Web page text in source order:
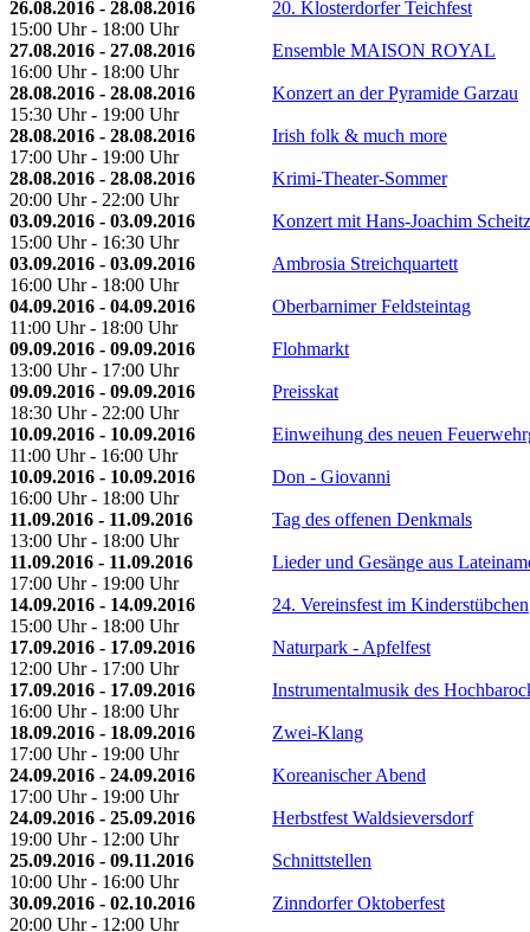
26.08.2016 - 28.08.2016
15:00 Uhr - 18:00 Uhr
20. Klosterdorfer Teichfest
27.08.2016 - 27.08.2016
16:00 Uhr - 18:00 Uhr
Ensemble MAISON ROYAL
28.08.2016 - 28.08.2016
15:30 Uhr - 19:00 Uhr
Konzert an der Pyramide Garzau
28.08.2016 - 28.08.2016
17:00 Uhr - 19:00 Uhr
Irish folk & much more
28.08.2016 - 28.08.2016
20:00 Uhr - 22:00 Uhr
Krimi-Theater-Sommer
03.09.2016 - 03.09.2016
15:00 Uhr - 16:30 Uhr
Konzert mit Hans-Joachim
03.09.2016 - 03.09.2016
16:00 Uhr - 18:00 Uhr
Ambrosia Streichquartett
04.09.2016 - 04.09.2016
11:00 Uhr - 18:00 Uhr
Oberbarnimer Feldsteintag
09.09.2016 - 09.09.2016
13:00 Uhr - 17:00 Uhr
Flohmarkt
09.09.2016 - 09.09.2016
18:30 Uhr - 22:00 Uhr
Preisskat
10.09.2016 - 10.09.2016
11:00 Uhr - 16:00 Uhr
Einweihung des neuen
10.09.2016 - 10.09.2016
16:00 Uhr - 18:00 Uhr
Don - Giovanni
11.09.2016 - 11.09.2016
13:00 Uhr - 18:00 Uhr
Tag des offenen Denkmals
11.09.2016 - 11.09.2016
17:00 Uhr - 19:00 Uhr
Lieder und Gesänge aus
14.09.2016 - 14.09.2016
15:00 Uhr - 18:00 Uhr
24. Vereinsfest im Kinderstübchen
17.09.2016 - 17.09.2016
12:00 Uhr - 17:00 Uhr
Naturpark - Apfelfest
17.09.2016 - 17.09.2016
16:00 Uhr - 18:00 Uhr
Instrumentalmusik des
18.09.2016 - 18.09.2016
17:00 Uhr - 19:00 Uhr
Zwei-Klang
24.09.2016 - 24.09.2016
17:00 Uhr - 19:00 Uhr
Koreanischer Abend
24.09.2016 - 25.09.2016
19:00 Uhr - 12:00 Uhr
Herbstfest Waldsieversdorf
25.09.2016 - 09.11.2016
10:00 Uhr - 16:00 Uhr
Schnittstellen
30.09.2016 - 02.10.2016
20:00 Uhr - 12:00 Uhr
Zinndorfer Oktoberfest